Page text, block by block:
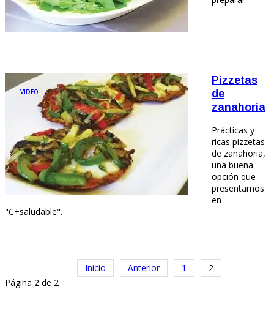
VIDEO
Pizzetas
de
zanahoria
Prácticas y
ricas pizzetas
de zanahoria,
una buena
opción que
presentamos
en
"C+saludable".
Inicio Anterior 1
2
Página 2 de 2